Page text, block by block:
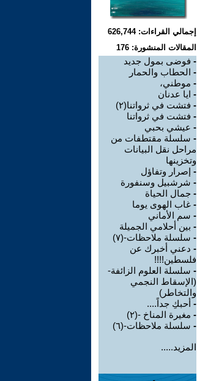
إجمالي القراءات: 626,744
المقالات المنشورة: 176
- فوضى بمول جديد
- الحطاب والحمار
- موطني،
- ايا عدنان
- فتشت في ثرواتنا(٢)
- فتشت في ثرواتنا
- عيشي بحبي
- سلسلة مقتطفات من
مراحل نقل البيانات
وتخزينها
- إصرار وتفاؤل
- شرشبيل وسنفورة
- جمال الحياة
- غاب الهوى يوما
- سم الأماني
- بين أحلامي الجميلة
- سلسلة ملاحظات-(٧)
- دعني أخبرك عن
فلسطين!!!!
- سلسلة العلوم الزائفة-
(الإسقاط النجمي
والتخاطر)
- أحبكِ جداً....
- مغيرة المناخ -(٢)
- سلسلة ملاحظات-(٦)
المزيد.....